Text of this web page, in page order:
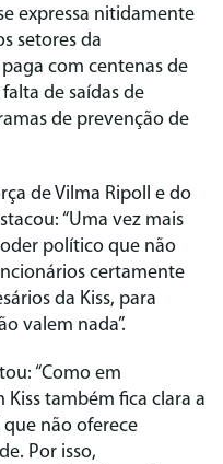
expressa nitidamente
setores da
com centenas de
de saídas de
de prevenção de
de Vilma Ripoll e do
“Uma vez mais
político que não
certamente
da Kiss, para
valem nada”.
“Como em
também fica clara a
não oferece
Por isso,